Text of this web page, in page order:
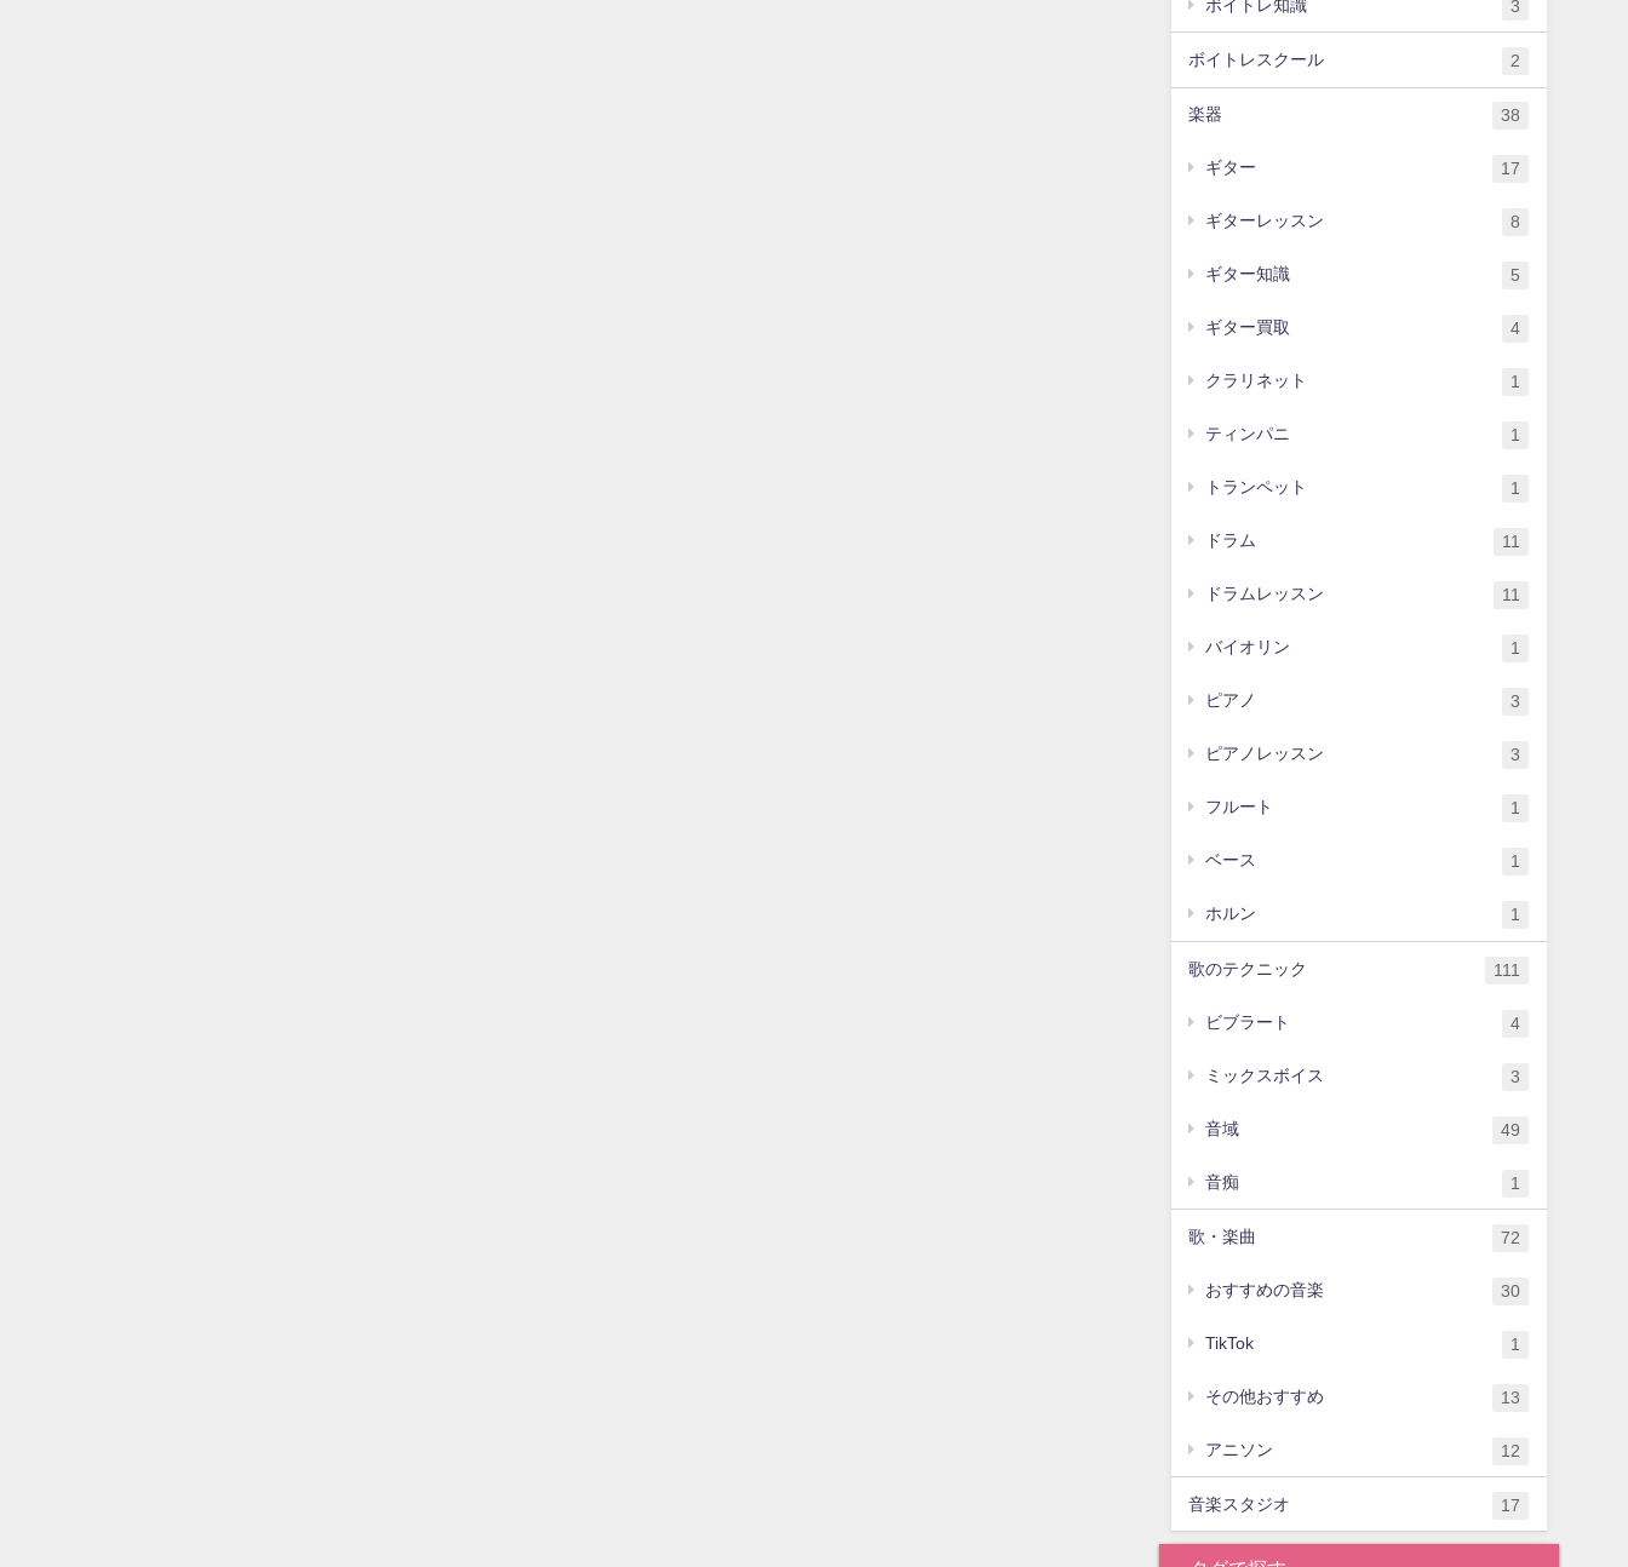
ボイトレ知識 3
ボイトレスクール 2
楽器 38
ギター 17
ギターレッスン 8
ギター知識 5
ギター買取 4
クラリネット 1
ティンパニ 1
トランペット 1
ドラム 11
ドラムレッスン 11
バイオリン 1
ピアノ 3
ピアノレッスン 3
フルート 1
ベース 1
ホルン 1
歌のテクニック 111
ビブラート 4
ミックスボイス 3
音域 49
音痴 1
歌・楽曲 72
おすすめの音楽 30
TikTok 1
その他おすすめ 13
アニソン 12
音楽スタジオ 17